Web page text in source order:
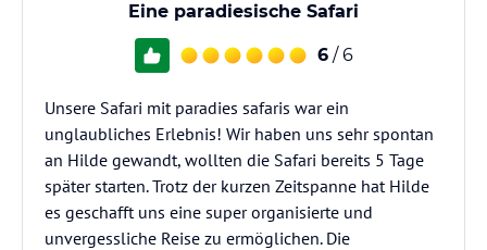
Eine paradiesische Safari
6 / 6
Unsere Safari mit paradies safaris war ein
unglaubliches Erlebnis! Wir haben uns sehr spontan
an Hilde gewandt, wollten die Safari bereits 5 Tage
später starten. Trotz der kurzen Zeitspanne hat Hilde
es geschafft uns eine super organisierte und
unvergessliche Reise zu ermöglichen. Die